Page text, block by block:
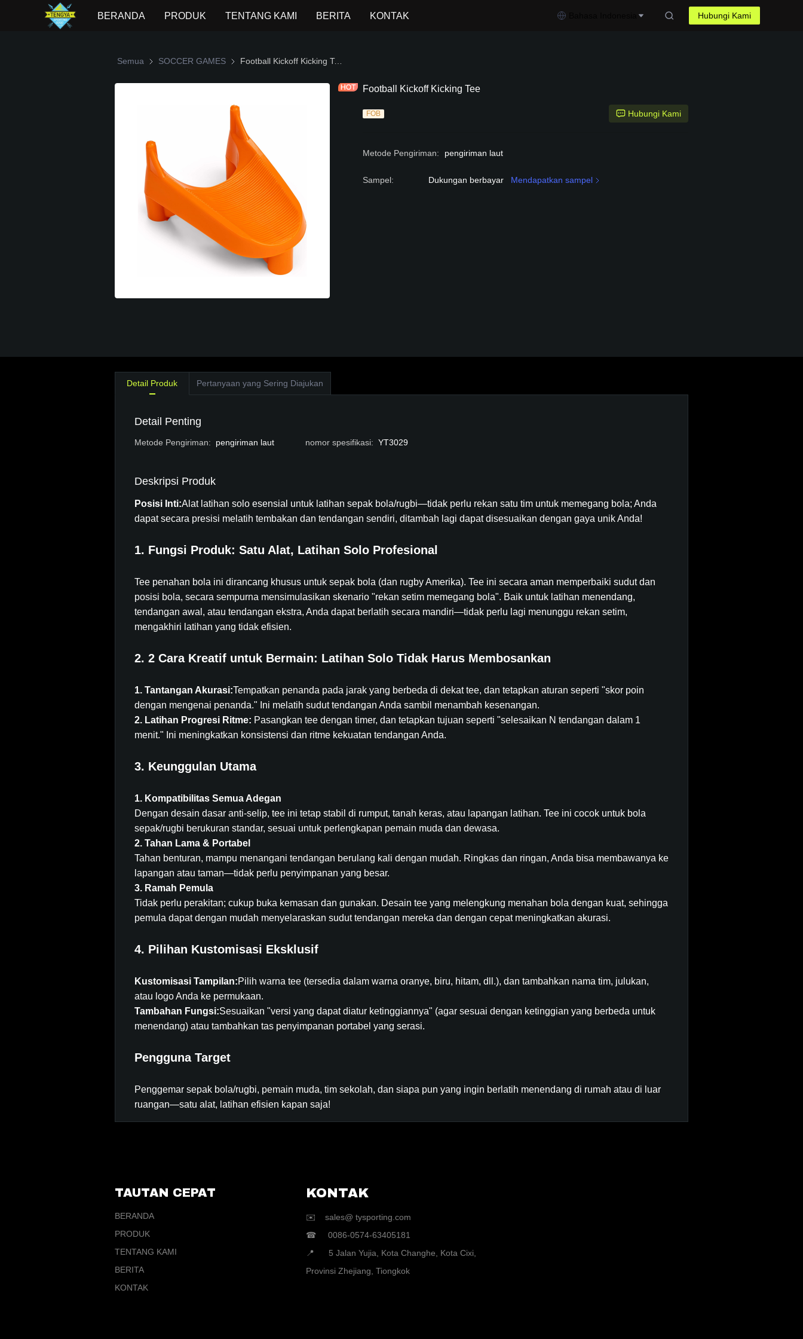
BERANDA PRODUK TENTANG KAMI BERITA KONTAK Hubungi Kami
Semua SOCCER GAMES SOCCER GAMES Football Kickoff Kicking Tee
Football Kickoff Kicking Tee
FOB Hubungi Kami
Metode Pengiriman: pengiriman laut
Sampel: Dukungan berbayar Mendapatkan sampel
Detail Produk Pertanyaan yang Sering Diajukan
Detail Penting
Metode Pengiriman: pengiriman laut nomor spesifikasi: YT3029
Deskripsi Produk
Posisi Inti:Alat latihan solo esensial untuk latihan sepak bola/rugbi—tidak perlu rekan satu tim untuk memegang bola; Anda
dapat secara presisi melatih tembakan dan tendangan sendiri, ditambah lagi dapat disesuaikan dengan gaya unik Anda!
1. Fungsi Produk: Satu Alat, Latihan Solo Profesional
Tee penahan bola ini dirancang khusus untuk sepak bola (dan rugby Amerika). Tee ini secara aman memperbaiki sudut dan
posisi bola, secara sempurna mensimulasikan skenario "rekan setim memegang bola". Baik untuk latihan menendang,
tendangan awal, atau tendangan ekstra, Anda dapat berlatih secara mandiri—tidak perlu lagi menunggu rekan setim,
mengakhiri latihan yang tidak efisien.
2. 2 Cara Kreatif untuk Bermain: Latihan Solo Tidak Harus Membosankan
1. Tantangan Akurasi:Tempatkan penanda pada jarak yang berbeda di dekat tee, dan tetapkan aturan seperti "skor poin
dengan mengenai penanda." Ini melatih sudut tendangan Anda sambil menambah kesenangan.
2. Latihan Progresi Ritme: Pasangkan tee dengan timer, dan tetapkan tujuan seperti "selesaikan N tendangan dalam 1
menit." Ini meningkatkan konsistensi dan ritme kekuatan tendangan Anda.
3. Keunggulan Utama
1. Kompatibilitas Semua Adegan
Dengan desain dasar anti-selip, tee ini tetap stabil di rumput, tanah keras, atau lapangan latihan. Tee ini cocok untuk bola
sepak/rugbi berukuran standar, sesuai untuk perlengkapan pemain muda dan dewasa.
2. Tahan Lama & Portabel
Tahan benturan, mampu menangani tendangan berulang kali dengan mudah. Ringkas dan ringan, Anda bisa membawanya ke
lapangan atau taman—tidak perlu penyimpanan yang besar.
3. Ramah Pemula
Tidak perlu perakitan; cukup buka kemasan dan gunakan. Desain tee yang melengkung menahan bola dengan kuat, sehingga
pemula dapat dengan mudah menyelaraskan sudut tendangan mereka dan dengan cepat meningkatkan akurasi.
4. Pilihan Kustomisasi Eksklusif
Kustomisasi Tampilan:Pilih warna tee (tersedia dalam warna oranye, biru, hitam, dll.), dan tambahkan nama tim, julukan,
atau logo Anda ke permukaan.
Tambahan Fungsi:Sesuaikan "versi yang dapat diatur ketinggiannya" (agar sesuai dengan ketinggian yang berbeda untuk
menendang) atau tambahkan tas penyimpanan portabel yang serasi.
Pengguna Target
Penggemar sepak bola/rugbi, pemain muda, tim sekolah, dan siapa pun yang ingin berlatih menendang di rumah atau di luar
ruangan—satu alat, latihan efisien kapan saja!
TAUTAN CEPAT
BERANDA
PRODUK
TENTANG KAMI
BERITA
KONTAK
KONTAK
✉️ sales@ tysporting.com
☎ 0086-0574-63405181
📍 5 Jalan Yujia, Kota Changhe, Kota Cixi,
Provinsi Zhejiang, Tiongkok